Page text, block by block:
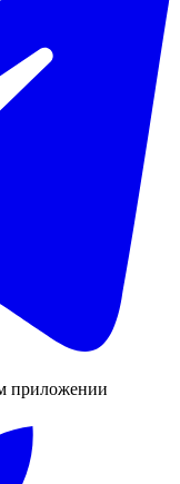
приложении